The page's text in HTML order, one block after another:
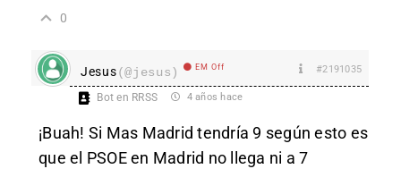
0
Jesus(@jesus) EM Off #2191035
Bot en RRSS 4 años hace
¡Buah! Si Mas Madrid tendría 9 según esto es
que el PSOE en Madrid no llega ni a 7